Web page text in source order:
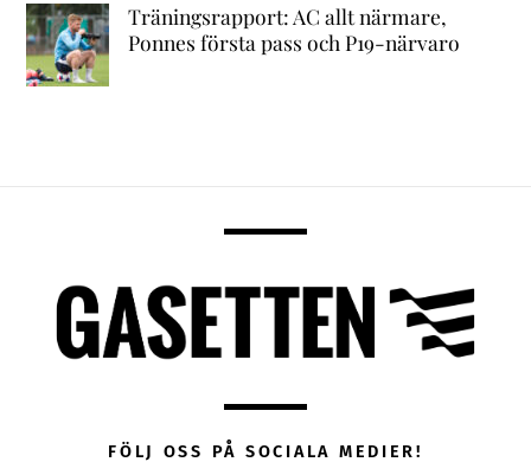
Träningsrapport: AC allt närmare,
Ponnes första pass och P19-närvaro
FÖLJ OSS PÅ SOCIALA MEDIER!